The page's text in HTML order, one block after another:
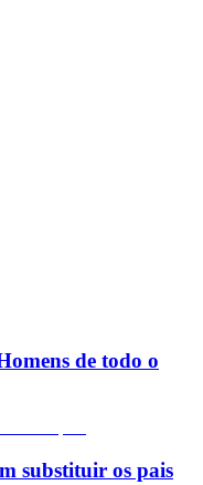
de todo o
substituir os pais